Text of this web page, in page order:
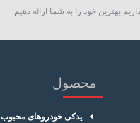
بهترین خود را به شما ارائه دهیم
محصول
یدکی خودروهای محبوب